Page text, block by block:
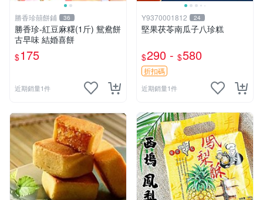
勝香珍囍餅鋪 36
勝香珍-紅豆麻糬(1斤) 鴛鴦餅
古早味 結婚喜餅
$175
近期銷量1件
Y9370001812 24
堅果茯苓南瓜子八珍糕
$290 - $580
折扣碼
近期銷量1件